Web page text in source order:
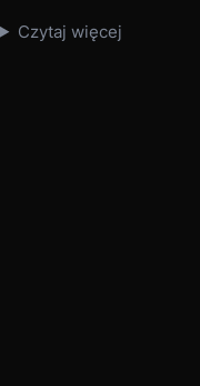
Czytaj więcej